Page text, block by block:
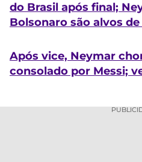
do Brasil após final;
Bolsonaro são alvos
Após vice, Neymar
consolado por Messi;